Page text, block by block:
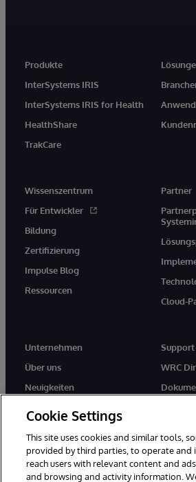
Produkte
InterSystems IRIS
InterSystems IRIS for Health
HealthShare
TrakCare
Wissenszentrum
Für Entwickler
Bildung
Zertifizierung
Impulse Blog
Ressourcen
Partner
Cloud-
Unternehmen
Über uns
Neuigkeiten
Support
WRC
Cookie Settings
This site uses cookies and similar tools,
provided by third parties, to operate and
reach users with relevant content and
and browsing and activity information.